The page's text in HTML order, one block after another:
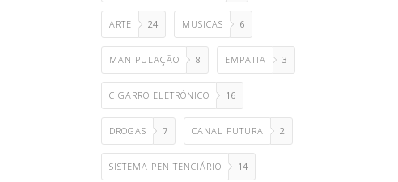
ARTE 24 MUSICAS 6
MANIPULAÇÃO 8 EMPATIA 3
CIGARRO ELETRÔNICO 16
DROGAS 7 CANAL FUTURA 2
SISTEMA PENITENCIÁRIO 14